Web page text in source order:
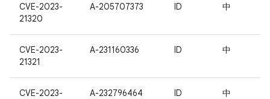
CVE-2023-
21320
A-205707373 ID 中
CVE-2023-
21321
A-231160336 ID 中
CVE-2023-
A-232796464 ID 中